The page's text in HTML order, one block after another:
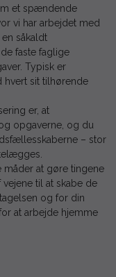
et spændende
vi har arbejdet med
såkaldt
faste faglige
Typisk er
hvert sit tilhørende
er, at
opgaverne, og du
– stor
måder at gøre tingene
til at skabe de
og for din
at arbejde hjemme